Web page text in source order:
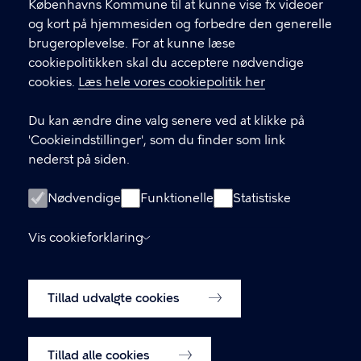
Københavns Kommune til at kunne vise fx videoer
og kort på hjemmesiden og forbedre den generelle
brugeroplevelse. For at kunne læse
cookiepolitikken skal du acceptere nødvendige
cookies. Læs hele vores cookiepolitik her
Du kan ændre dine valg senere ved at klikke på
'Cookieindstillinger', som du finder som link
nederst på siden.
Nødvendige Funktionelle Statistiske
Vis cookieforklaring
Tillad udvalgte cookies
Tillad alle cookies
CVR-nummer64942212
GENVEJE
Digital Post
Databeskyttelse
Tilgængelighedserklæring
Om hjemmesiden
Cookiepolitik